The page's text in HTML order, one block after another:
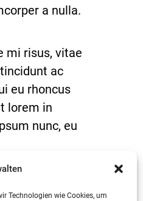
Technologien wie Cookies, um
a nulla.
mi risus, vitae
ac
eu rhoncus
lorem in
nunc, eu